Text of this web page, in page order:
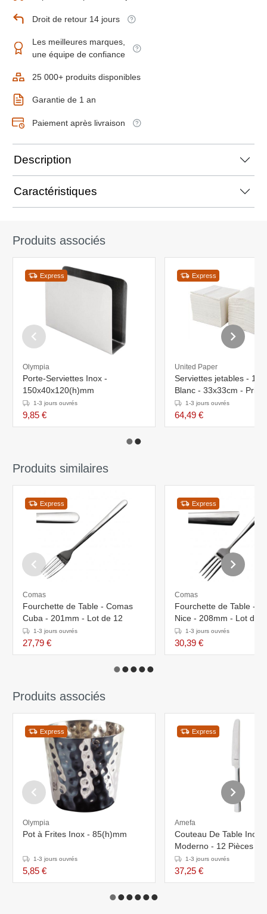
Droit de retour 14 jours
Les meilleures marques,
une équipe de confiance
25 000+ produits disponibles
Garantie de 1 an
Paiement après livraison
Description
Caractéristiques
Produits associés
Express
Olympia
Porte-Serviettes Inox -
150x40x120(h)mm
1-3 jours ouvrés
9,85 €
Express
United Paper
Serviettes jetables - 1
Blanc - 33x33cm - Prix
pièces1-3 jours ouvrés
64,49 €
Produits similaires
Express
Comas
Fourchette de Table - Comas
Cuba - 201mm - Lot de 12
1-3 jours ouvrés
27,79 €
Express
Comas
Fourchette de Table -
Nice - 208mm - Lot de
1-3 jours ouvrés
30,39 €
Produits associés
Express
Olympia
Pot à Frites Inox - 85(h)mm
1-3 jours ouvrés
5,85 €
Express
Amefa
Couteau De Table Inox
Moderno - 12 Pièces
1-3 jours ouvrés
37,25 €